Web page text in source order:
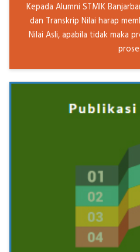
Kepada Alumni STMIK
dan Transkrip Nilai harap
Nilai Asli, apabila tidak maka